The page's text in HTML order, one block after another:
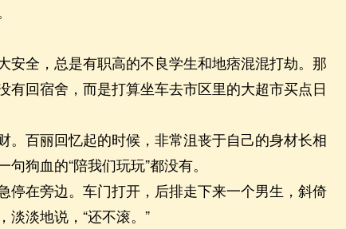
全，总是有职高的不良学生和地痞混混打劫。那
有回宿舍，而是打算坐车去市区里的大超市买点日
百丽回忆起的时候，非常沮丧于自己的身材长相
狗血的“陪我们玩玩”都没有。
在旁边。车门打开，后排走下来一个男生，斜倚
淡淡地说，“还不滚。”